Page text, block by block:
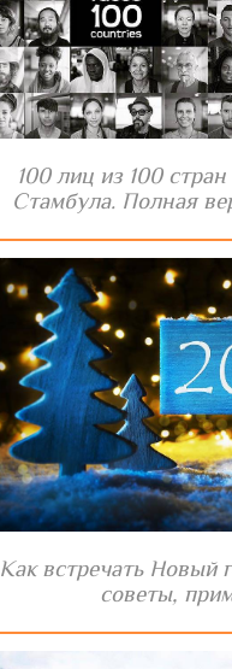
100 лиц из 100
Стамбула. Полная
Как встречать Новый
советы,